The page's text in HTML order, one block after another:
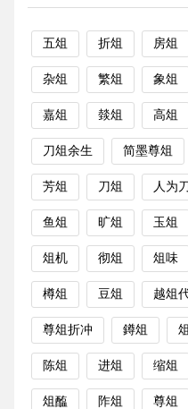
五俎 折俎 房俎
杂俎 繁俎 象俎
嘉俎 燅俎 高俎
刀俎余生 简墨尊俎
芳俎 刀俎 人为
鱼俎 旷俎 玉俎
俎机 彻俎 俎味
樽俎 豆俎 越俎
尊俎折冲 鐏俎
陈俎 进俎 缩俎
俎醢 阼俎 尊俎